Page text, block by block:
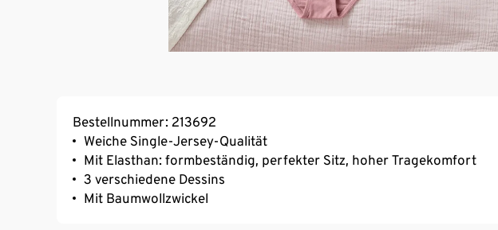
Bestellnummer: 213692
Weiche Single-Jersey-Qualität
Mit Elasthan: formbeständig, perfekter Sitz, hoher Tragekomfort
3 verschiedene Dessins
Mit Baumwollzwickel